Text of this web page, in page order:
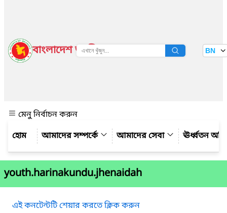
বাংলাদেশ জাতীয় তথ্য বাতায়ন BN
মেনু নির্বাচন করুন
আমাদের সম্পর্কে
আমাদের সেবা ঊর্ধ্বতন
youth.harinakundu.jhenaidah
এই কনটেন্টটি শেয়ার করতে ক্লিক করুন